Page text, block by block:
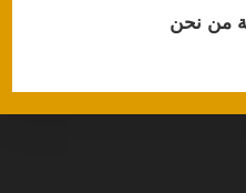
من نحن